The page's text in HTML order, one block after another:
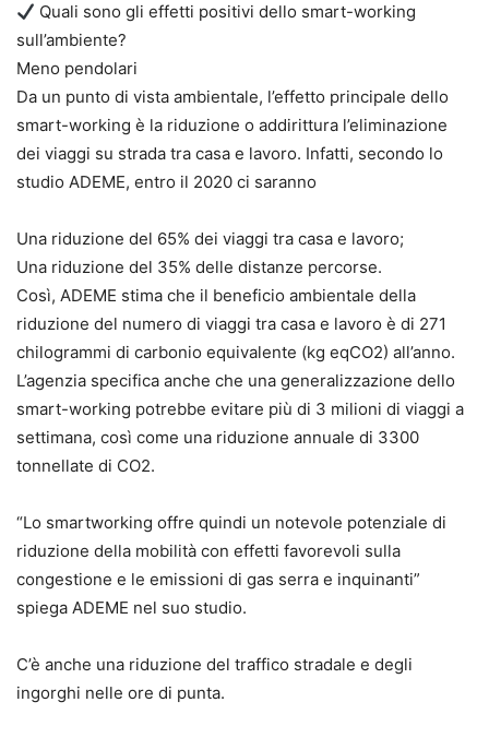
Quali sono gli effetti positivi dello smart-working
sull’ambiente?
Meno pendolari
Da un punto di vista ambientale, l’effetto principale dello
smart-working è la riduzione o addirittura l’eliminazione
dei viaggi su strada tra casa e lavoro. Infatti, secondo lo
studio ADEME, entro il 2020 ci saranno
Una riduzione del 65% dei viaggi tra casa e lavoro;
Una riduzione del 35% delle distanze percorse.
Così, ADEME stima che il beneficio ambientale della
riduzione del numero di viaggi tra casa e lavoro è di 271
chilogrammi di carbonio equivalente (kg eqCO2) all’anno.
L’agenzia specifica anche che una generalizzazione dello
smart-working potrebbe evitare più di 3 milioni di viaggi a
settimana, così come una riduzione annuale di 3300
tonnellate di CO2.
“Lo smartworking offre quindi un notevole potenziale di
riduzione della mobilità con effetti favorevoli sulla
congestione e le emissioni di gas serra e inquinanti”
spiega ADEME nel suo studio.
C’è anche una riduzione del traffico stradale e degli
ingorghi nelle ore di punta.